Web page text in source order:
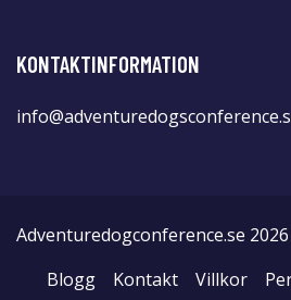
KONTAKTINFORMATION
Adventuredogconference.se 2026
Blogg
Kontakt Villkor